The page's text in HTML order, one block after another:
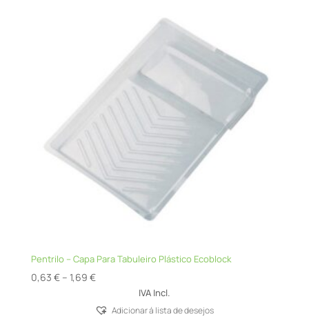
Pentrilo – Capa Para Tabuleiro Plástico Ecoblock
0,63 € – 1,69 €Price
0,63 €
IVA Incl.
Adicionar á lista de desejos